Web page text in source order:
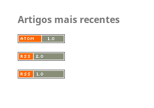
Artigos mais recentes